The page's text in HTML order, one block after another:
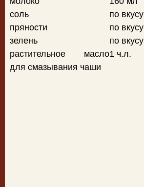
соль
по вкусу
пряности
по вкусу
зелень
по вкусу
растительное масло
для смазывания чаши
1 ч.л.